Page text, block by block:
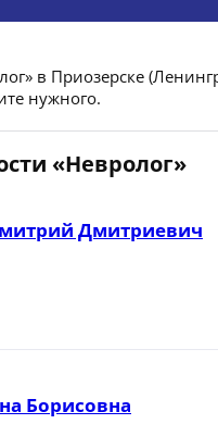
в Приозерске
нужного.
«Невролог»
Дмитриевич
Борисовна